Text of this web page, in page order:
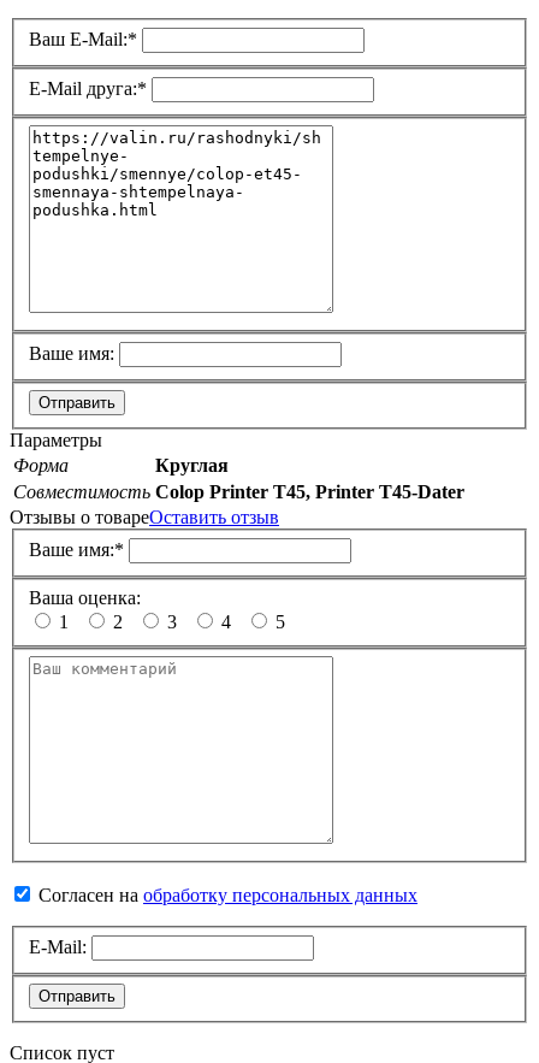
Ваш E-Mail:*
E-Mail друга:*
Ваше имя:
Отправить
Параметры
Форма
Круглая
Совместимость Colop Printer T45, Printer T45-Dater
Отзывы о товареОставить отзыв
Ваше имя:*
Ваша оценка:
1
2 3 4 5
Согласен на обработку персональных данных
E-Mail:
Отправить
Список пуст